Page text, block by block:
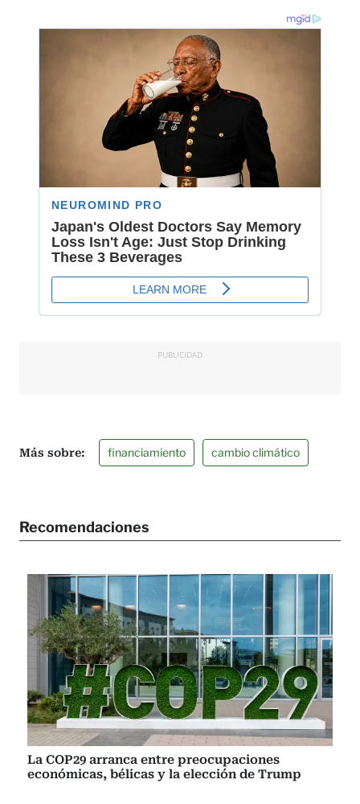
PUBLICIDAD
financiamiento cambio climático
Recomendaciones
La COP29 arranca entre preocupaciones
económicas, bélicas y la elección de Trump